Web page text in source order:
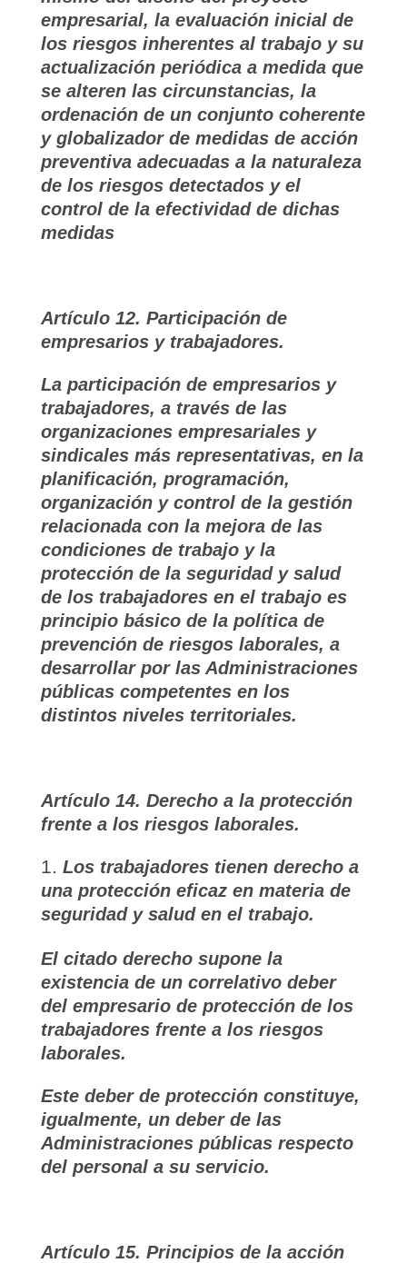
empresarial, la evaluación inicial de
los riesgos inherentes al trabajo y su
actualización periódica a medida que
se alteren las circunstancias, la
ordenación de un conjunto coherente
y globalizador de medidas de acción
preventiva adecuadas a la naturaleza
de los riesgos detectados y el
control de la efectividad de dichas
medidas
Artículo 12. Participación de
empresarios y trabajadores.
La participación de empresarios y
trabajadores, a través de las
organizaciones empresariales y
sindicales más representativas, en la
planificación, programación,
organización y control de la gestión
relacionada con la mejora de las
condiciones de trabajo y la
protección de la seguridad y salud
de los trabajadores en el trabajo es
principio básico de la política de
prevención de riesgos laborales, a
desarrollar por las Administraciones
públicas competentes en los
distintos niveles territoriales.
Artículo 14. Derecho a la protección
frente a los riesgos laborales.
Los trabajadores tienen derecho a
una protección eficaz en materia de
seguridad y salud en el trabajo.
El citado derecho supone la
existencia de un correlativo deber
del empresario de protección de los
trabajadores frente a los riesgos
laborales.
Este deber de protección constituye,
igualmente, un deber de las
Administraciones públicas respecto
del personal a su servicio.
Artículo 15. Principios de la acción